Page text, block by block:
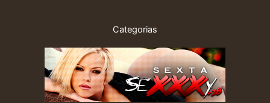
Categorias